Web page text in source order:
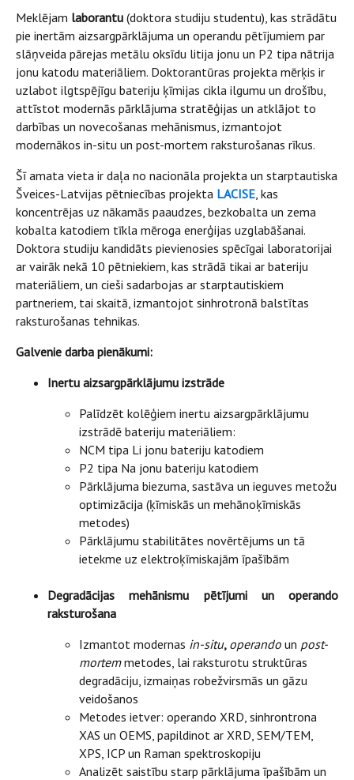
Meklējam laborantu (doktora studiju studentu), kas strādātu
pie inertām aizsargpārklājuma un operandu pētījumiem par
slāņveida pārejas metālu oksīdu litija jonu un P2 tipa nātrija
jonu katodu materiāliem. Doktorantūras projekta mērķis ir
uzlabot ilgtspējīgu bateriju ķīmijas cikla ilgumu un drošību,
attīstot modernās pārklājuma stratēģijas un atklājot to
darbības un novecošanas mehānismus, izmantojot
modernākos in-situ un post-mortem raksturošanas rīkus.
Šī amata vieta ir daļa no nacionāla projekta un starptautiska
Šveices-Latvijas pētniecības projekta LACISE, kas
koncentrējas uz nākamās paaudzes, bezkobalta un zema
kobalta katodiem tīkla mēroga enerģijas uzglabāšanai.
Doktora studiju kandidāts pievienosies spēcīgai laboratorijai
ar vairāk nekā 10 pētniekiem, kas strādā tikai ar bateriju
materiāliem, un cieši sadarbojas ar starptautiskiem
partneriem, tai skaitā, izmantojot sinhrotronā balstītas
raksturošanas tehnikas.
Galvenie darba pienākumi:
Inertu aizsargpārklājumu izstrāde
Palīdzēt kolēģiem inertu aizsargpārklājumu
izstrādē bateriju materiāliem:
NCM tipa Li jonu bateriju katodiem
P2 tipa Na jonu bateriju katodiem
Pārklājuma biezuma, sastāva un ieguves metožu
optimizācija (ķīmiskās un mehānoķīmiskās
metodes)
Pārklājumu stabilitātes novērtējums un tā
ietekme uz elektroķīmiskajām īpašībām
Degradācijas mehānismu pētījumi un operando
raksturošana
Izmantot modernas in-situ, operando un post-
mortemmetodes, lai raksturotu struktūras
degradāciju, izmaiņas robežvirsmās un gāzu
veidošanos
Metodes ietver: operando XRD, sinhrontrona
XAS un OEMS, papildinot ar XRD, SEM/TEM,
XPS, ICP un Raman spektroskopiju
Analizēt saistību starp pārklājuma īpašībām un